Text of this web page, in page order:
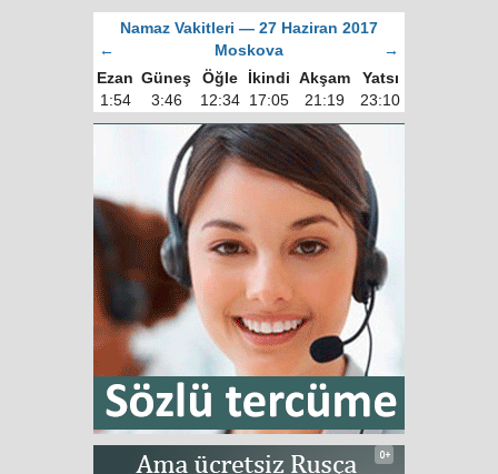
Namaz Vakitleri — 27 Haziran 2017
←
Moskova
→
Ezan Güneş Öğle İkindi Akşam
Yatsı
1:54
3:46 12:34 17:05 21:19 23:10